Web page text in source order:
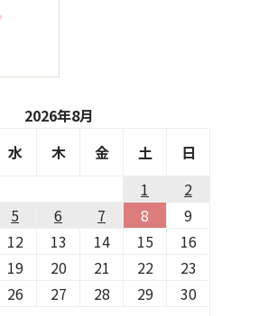
2026年8月
水 木 金 土
日
1
2
5 6 7 8
9
12 13 14 15
16
19 20 21 22
23
26 27 28 29
30